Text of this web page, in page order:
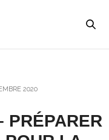
2020
PRÉPARER